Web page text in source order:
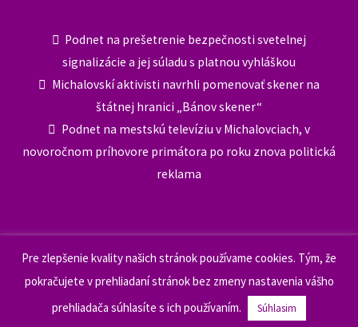
Podnet na prešetrenie bezpečnosti svetelnej
signalizácie a jej súladu s platnou vyhláškou
Michalovskí aktivisti navrhli pomenovať skener na
štátnej hranici „Bánov skener“
Podnet na mestskú televíziu v Michalovciach, v
novoročnom príhovore primátora po roku znova politická
reklama
© 2026 Nové Michalovce – občianske združenie. |Tvorba
web stránok
Pre zlepšenie kvality našich stránok používame cookies. Tým, že
pokračujete v prehliadaní stránok bez zmeny nastavenia vášho
prehliadača súhlasíte s ich používaním.
Súhlasim